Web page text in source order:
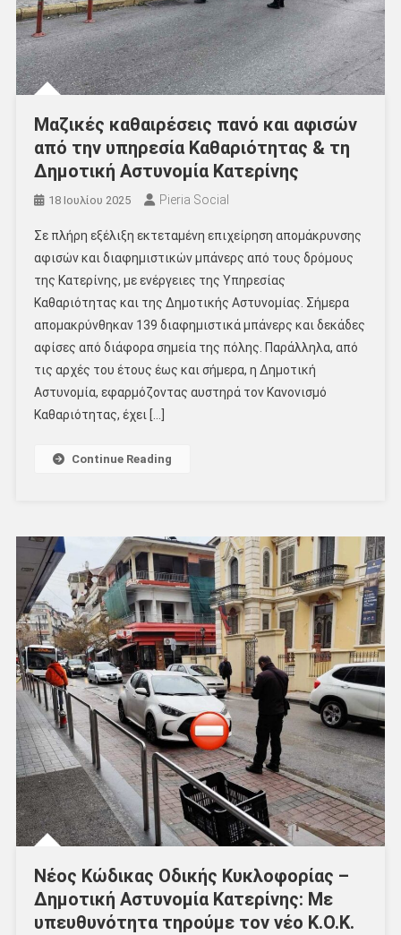
Μαζικές καθαιρέσεις πανό και αφισών
από την υπηρεσία Καθαριότητας & τη
Δημοτική Αστυνομία Κατερίνης
18 Ιουλίου 2025 Pieria Social
Σε πλήρη εξέλιξη εκτεταμένη επιχείρηση απομάκρυνσης
αφισών και διαφημιστικών μπάνερς από τους δρόμους
της Κατερίνης, με ενέργειες της Υπηρεσίας
Καθαριότητας και της Δημοτικής Αστυνομίας. Σήμερα
απομακρύνθηκαν 139 διαφημιστικά μπάνερς και δεκάδες
αφίσες από διάφορα σημεία της πόλης. Παράλληλα, από
τις αρχές του έτους έως και σήμερα, η Δημοτική
Αστυνομία, εφαρμόζοντας αυστηρά τον Κανονισμό
Καθαριότητας, έχει […]
Continue Reading
Νέος Κώδικας Οδικής Κυκλοφορίας –
Δημοτική Αστυνομία Κατερίνης: Με
υπευθυνότητα τηρούμε τον νέο Κ.Ο.Κ.